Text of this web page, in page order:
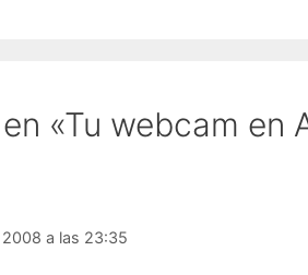
«Tu webcam en
a las 23:35